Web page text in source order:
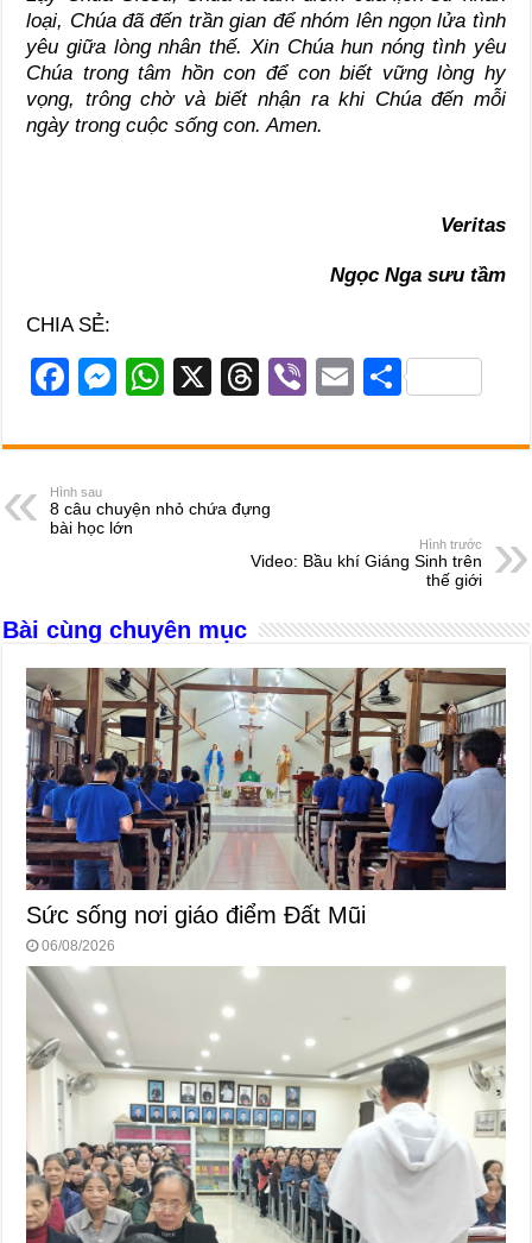
loại, Chúa đã đến trần gian để nhóm lên ngọn lửa tình
yêu giữa lòng nhân thế. Xin Chúa hun nóng tình yêu
Chúa trong tâm hồn con để con biết vững lòng hy
vọng, trông chờ và biết nhận ra khi Chúa đến mỗi
ngày trong cuộc sống con. Amen.
Veritas
Ngọc Nga sưu tầm
CHIA SẺ:
F
c
e
b
k
M
ss
e
n
W
at
s
A
X
T
e
d
s
Vi
er
E
ail
S
ar
Hình sau
8 câu chuyện nhỏ chứa đựng
bài học lớn
Hình trước
Video: Bầu khí Giáng Sinh trên
thế giới
Bài cùng chuyên mục
Sức sống nơi giáo điểm Đất Mũi
06/08/2026